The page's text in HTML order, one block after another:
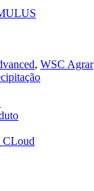
, WSC Agrar